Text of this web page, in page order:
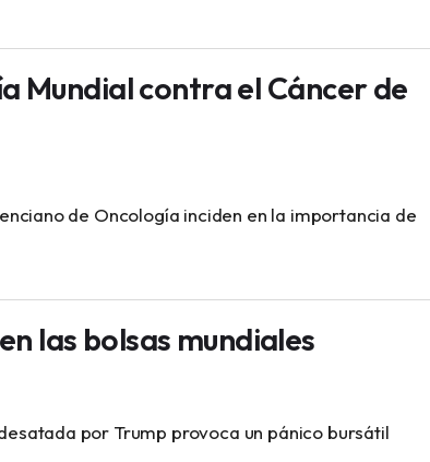
Mundial contra el Cáncer de
de Oncología inciden en la importancia de
las bolsas mundiales
por Trump provoca un pánico bursátil